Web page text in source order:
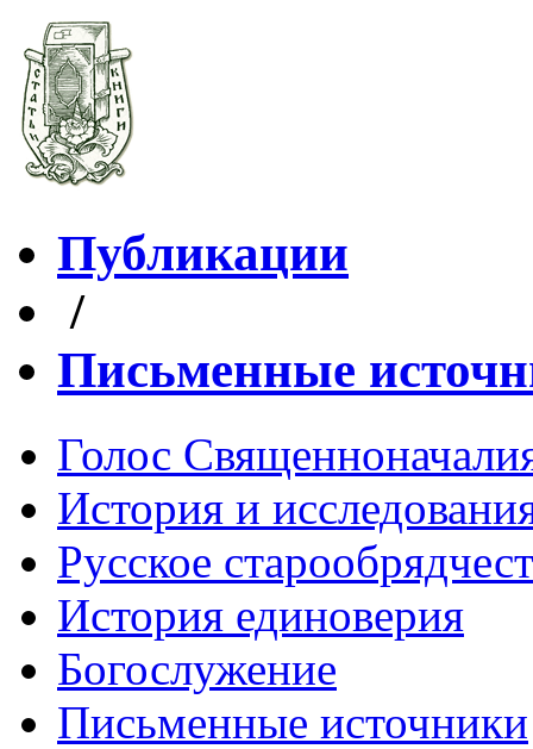
Публикации
/
Письменные
Голос
История и
Русское
История единоверия
Богослужение
Письменные источники